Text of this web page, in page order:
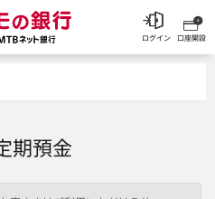
ドコモの銀行 ドコモ
口座開設
ログイン
期預金